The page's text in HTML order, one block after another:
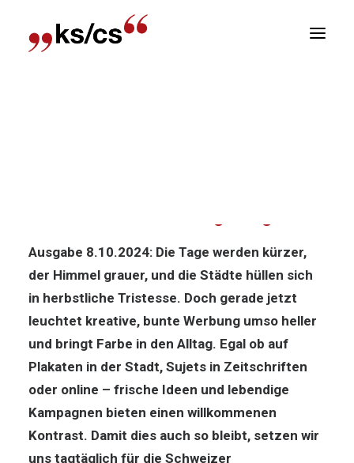
Ausgabe 8.10.2024: Die Tage werden kürzer,
der Himmel grauer, und die Städte hüllen sich
in herbstliche Tristesse. Doch gerade jetzt
leuchtet kreative, bunte Werbung umso heller
und bringt Farbe in den Alltag. Egal ob auf
Plakaten in der Stadt, Sujets in Zeitschriften
oder online – frische Ideen und lebendige
Kampagnen bieten einen willkommenen
Kontrast. Damit dies auch so bleibt, setzen wir
uns tagtäglich für die Schweizer